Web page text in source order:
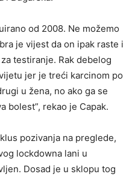
od 2008. Ne možemo
je vijest da on ipak raste i
testiranje. Rak debelog
jer je treći karcinom po
u žena, no ako ga se
bolest”, rekao je Capak.
pozivanja na preglede,
lockdowna lani u
Dosad je u sklopu tog